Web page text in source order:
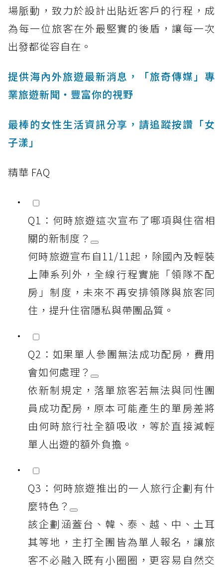
場脈動，致力於設計出貼近客戶的行程，成
為每一位旅客在外最堅實的後盾，讓每一次
出發都從容自在。
提供海內外旅遊最新消息，「旅奇傳媒」專
業旅遊新聞‧豐富你的視野
最棒的女性生活資訊分享，請追蹤按讚「女
子漾」
精華 FAQ
Q1：何時旅遊這次宣布了哪項與住宿相
關的新制度？
何時旅遊宣布自11/11起，除國內及輕裝
上陣系列外，全線行程實施「領隊不配
房」制度，未來不再安排領隊與旅客同
住，提升住宿隱私與帶團品質。
Q2：如果單人參團無法成功配房，費用
會如何處理？
依新制規定，落單旅客若無法與同性團
員成功配房，原本可能產生的單房差將
由何時旅行社全額吸收，等於直接減輕
單人出遊的額外負擔。
Q3：何時旅遊推出的一人旅行企劃有什
麼特色？
該企劃涵蓋台、韓、泰、越、中、土耳
其等地，主打全團皆為單人報名，讓旅
客不必融入既有小圈圈，更容易自然交